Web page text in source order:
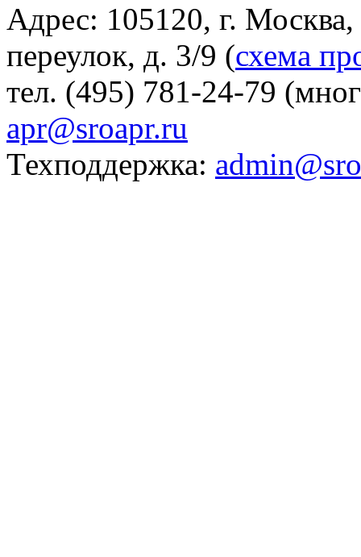
Адрес: 105120, г.
переулок, д. 3/9 (схема
тел. (495) 781-24-79
apr@sroapr.ru
Техподдержка: